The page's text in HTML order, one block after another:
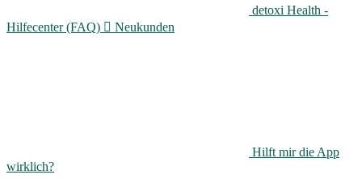
detoxi Health -
Hilfecenter (FAQ)  Neukunden
Hilft mir die App
wirklich?